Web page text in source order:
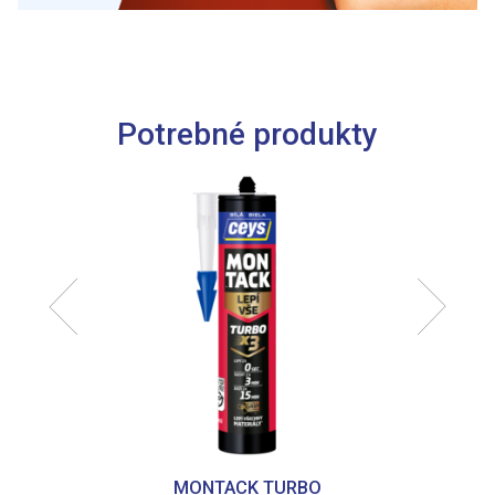
môžu príslušné informácie skombinovať s ďalšími
Potrebné produkty
MONTACK TURBO